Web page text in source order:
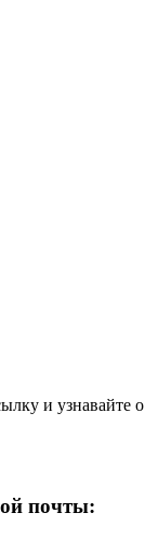
и узнавайте
почты: